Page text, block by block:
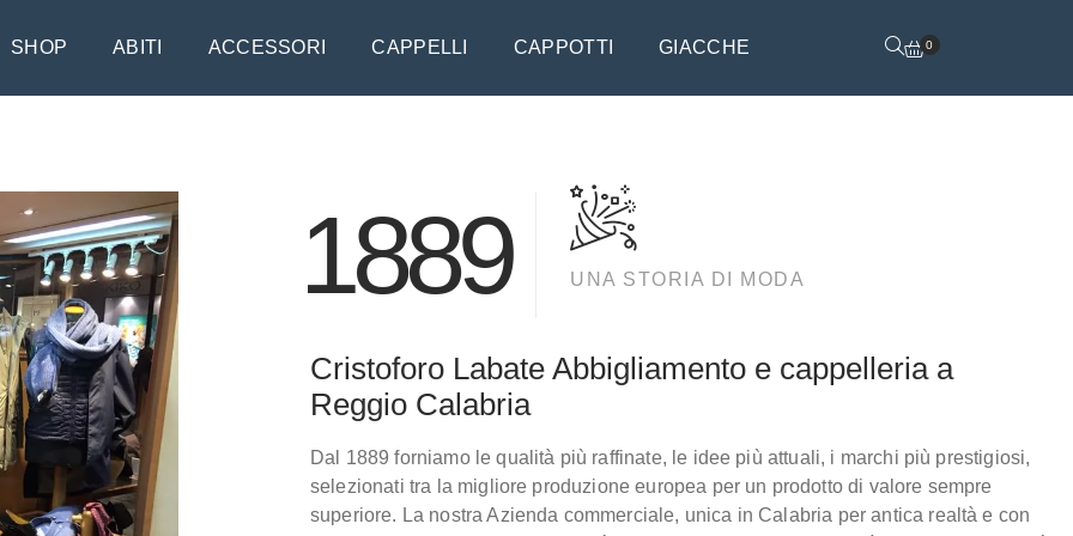
SHOP ABITI ACCESSORI CAPPELLI CAPPOTTI GIACCHE 0
1889 UNA STORIA DI MODA
Cristoforo Labate Abbigliamento e cappelleria a
Reggio Calabria
Dal 1889 forniamo le qualità più raffinate, le idee più attuali, i marchi più prestigiosi,
selezionati tra la migliore produzione europea per un prodotto di valore sempre
superiore. La nostra Azienda commerciale, unica in Calabria per antica realtà e con